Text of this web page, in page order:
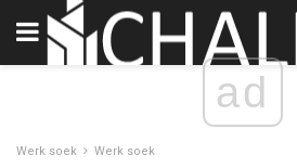
ad
Werk soek Werk soek